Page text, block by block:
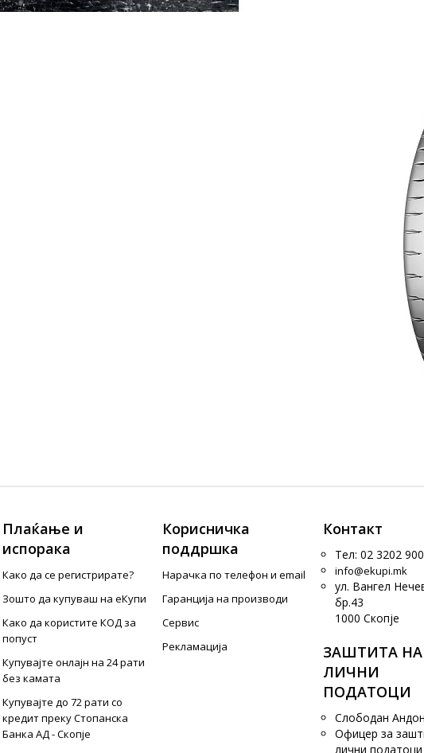
Плаќање и
испорака
Како да се регистрирате?
Зошто да купуваш на еКупи
Како да користите КОД за
попуст
Купувајте онлајн на 24 рати
без камата
Купувајте до 72 рати со
кредит преку Стопанска
Банка АД - Скопје
Корисничка
поддршка
Нарачка по телефон и еmail
Гаранција на производи
Сервис
Рекламација
Контакт
Тел: 02 3202 900
info@ekupi.mk
ул. Вангел
бр.43
1000 Скопје
ЗАШТИТА НА
ЛИЧНИ
ПОДАТОЦИ
Слободан
Офицер за
лични податоци